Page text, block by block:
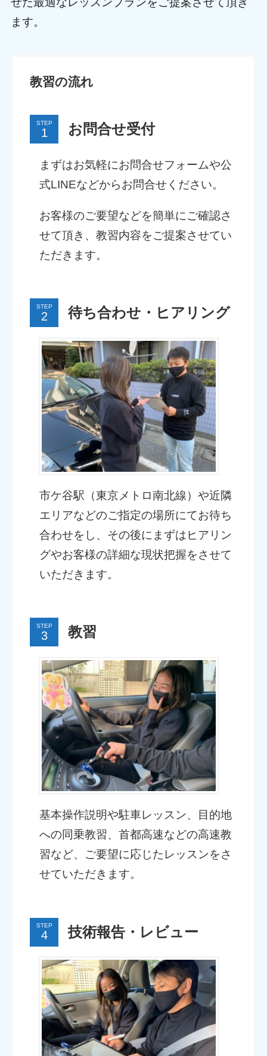
ます。
教習の流れ
STEP お問合せ受付
まずはお気軽にお問合せフォームや公
式LINEなどからお問合せください。
お客様のご要望などを簡単にご確認さ
せて頂き、教習内容をご提案させてい
ただきます。
STEP 待ち合わせ・ヒアリング
市ケ谷駅（東京メトロ南北線）や近隣
エリアなどのご指定の場所にてお待ち
合わせをし、その後にまずはヒアリン
グやお客様の詳細な現状把握をさせて
いただきます。
STEP 教習
基本操作説明や駐車レッスン、目的地
への同乗教習、首都高速などの高速教
習など、ご要望に応じたレッスンをさ
せていただきます。
STEP 技術報告・レビュー